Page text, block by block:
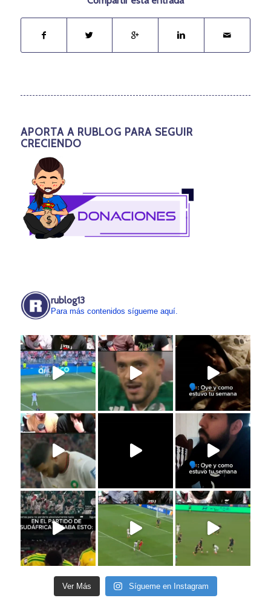
APORTA A RUBLOG PARA SEGUIR
CRECIENDO
rublog13
Para más contenidos sígueme aquí.
Ver Más Sígueme en Instagram